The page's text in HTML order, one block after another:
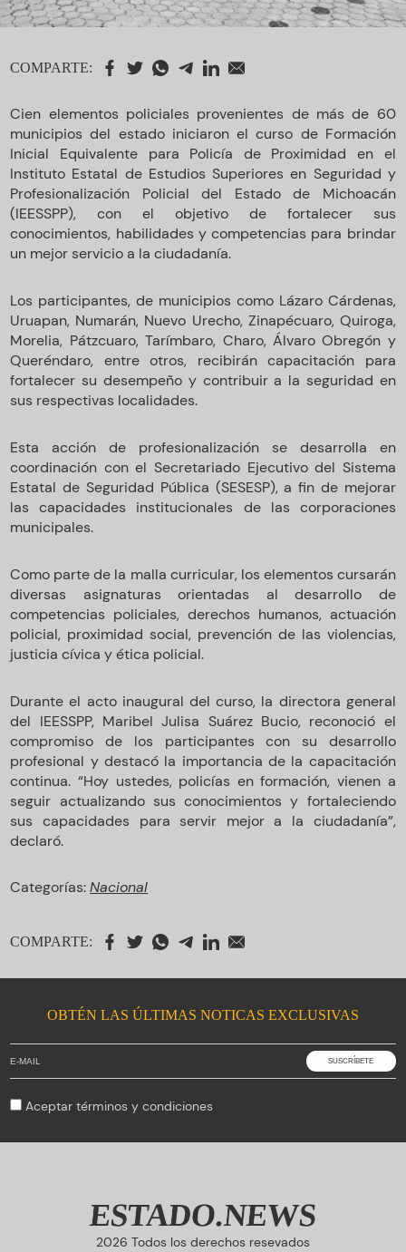
COMPARTE:
Cien elementos policiales provenientes de más de 60
municipios del estado iniciaron el curso de Formación
Inicial Equivalente para Policía de Proximidad en el
Instituto Estatal de Estudios Superiores en Seguridad y
Profesionalización Policial del Estado de Michoacán
(IEESSPP), con el objetivo de fortalecer sus
conocimientos, habilidades y competencias para brindar
un mejor servicio a la ciudadanía.
Los participantes, de municipios como Lázaro Cárdenas,
Uruapan, Numarán, Nuevo Urecho, Zinapécuaro, Quiroga,
Morelia, Pátzcuaro, Tarímbaro, Charo, Álvaro Obregón y
Queréndaro, entre otros, recibirán capacitación para
fortalecer su desempeño y contribuir a la seguridad en
sus respectivas localidades.
Esta acción de profesionalización se desarrolla en
coordinación con el Secretariado Ejecutivo del Sistema
Estatal de Seguridad Pública (SESESP), a fin de mejorar
las capacidades institucionales de las corporaciones
municipales.
Como parte de la malla curricular, los elementos cursarán
diversas asignaturas orientadas al desarrollo de
competencias policiales, derechos humanos, actuación
policial, proximidad social, prevención de las violencias,
justicia cívica y ética policial.
Durante el acto inaugural del curso, la directora general
del IEESSPP, Maribel Julisa Suárez Bucio, reconoció el
compromiso de los participantes con su desarrollo
profesional y destacó la importancia de la capacitación
continua. “Hoy ustedes, policías en formación, vienen a
seguir actualizando sus conocimientos y fortaleciendo
sus capacidades para servir mejor a la ciudadanía”,
declaró.
Categorías:Nacional
COMPARTE:
OBTÉN LAS ÚLTIMAS NOTICAS EXCLUSIVAS
Aceptartérminos y condiciones
ESTADO.NEWS
2026 Todos los derechos resevados